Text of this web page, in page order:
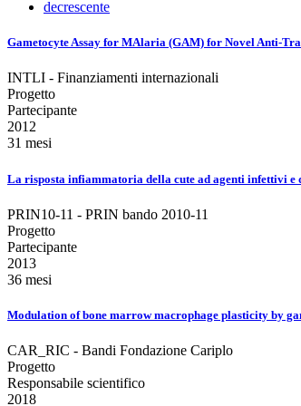
decrescente
Gametocyte Assay for MAlaria (GAM) for Novel Anti-
INTLI - Finanziamenti internazionali
Progetto
Partecipante
2012
31 mesi
La risposta infiammatoria della cute ad agenti infettivi
PRIN10-11 - PRIN bando 2010-11
Progetto
Partecipante
2013
36 mesi
Modulation of bone marrow macrophage plasticity by
CAR_RIC - Bandi Fondazione Cariplo
Progetto
Responsabile scientifico
2018